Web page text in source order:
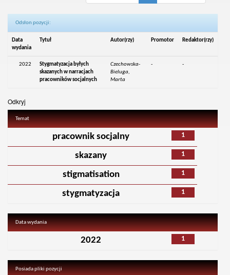
Odsłon pozycji:
Data
wydania
Tytuł Autor(rzy) Promotor Redaktor(rzy)
2022
Stygmatyzacja byłych
skazanych w narracjach
pracowników socjalnych
Czechowska-
Bieluga,
Marta
- -
Odkryj
Temat
1
pracownik socjalny
1
skazany
1
stigmatisation
1
stygmatyzacja
Data wydania
1
2022
Posiada pliki pozycji